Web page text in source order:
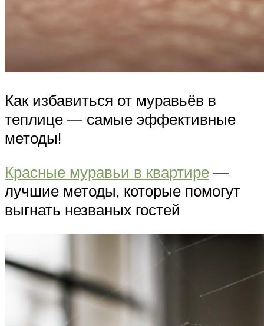
Как избавиться от муравьёв в
теплице — самые эффективные
методы!
Красные муравьи в квартире —
лучшие методы, которые помогут
выгнать незваных гостей